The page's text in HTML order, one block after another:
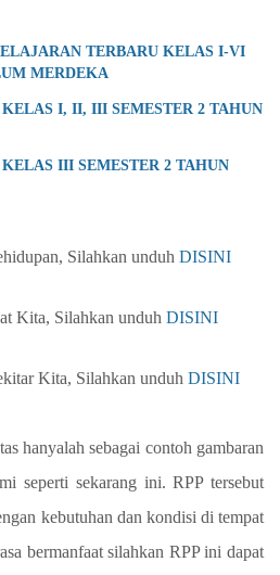
TERBARU KELAS I-VI
MERDEKA
I, II, III SEMESTER 2 TAHUN
III SEMESTER 2 TAHUN
, Silahkan unduh DISINI
Kita, Silahkan unduh DISINI
Kita, Silahkan unduh DISINI
hanyalah sebagai contoh gambaran
seperti sekarang ini. RPP tersebut
kebutuhan dan kondisi di tempat
bermanfaat silahkan RPP ini dapat